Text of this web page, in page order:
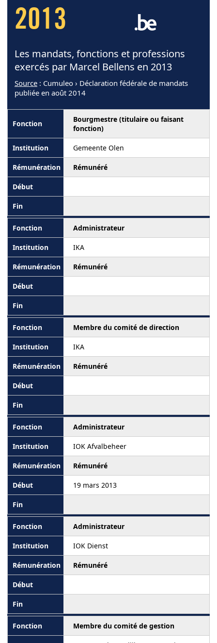
2013
Les mandats, fonctions et professions
exercés par Marcel Bellens en 2013
Source : Cumuleo › Déclaration fédérale de mandats
publiée en août 2014
Bourgmestre (titulaire ou faisant
fonction)
Gemeente Olen
Rémunéré
Administrateur
IKA
Rémunéré
Membre du comité de direction
IKA
Rémunéré
Administrateur
IOK Afvalbeheer
Rémunéré
19 mars 2013
Administrateur
IOK Dienst
Rémunéré
Membre du comité de gestion